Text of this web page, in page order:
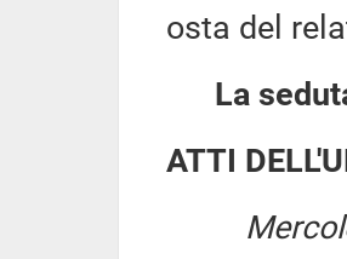
osta del
La
ATTI